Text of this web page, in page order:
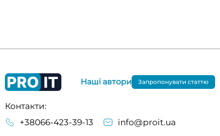
Контакти:
+38066-423-39-13
info@proit.ua
Наші автори Запропонувати статтю